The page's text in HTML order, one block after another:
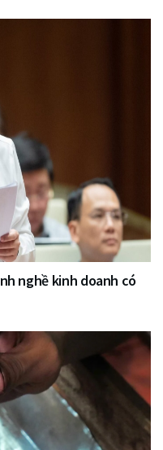
nghề kinh doanh có